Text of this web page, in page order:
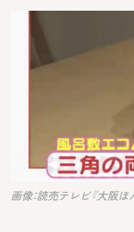
画像：読売テレビ『大阪ほ